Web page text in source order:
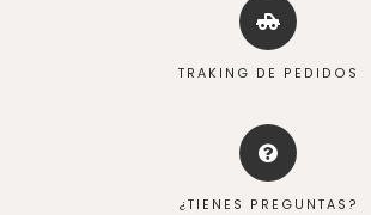
TRAKING DE PEDIDOS
¿TIENES PREGUNTAS?